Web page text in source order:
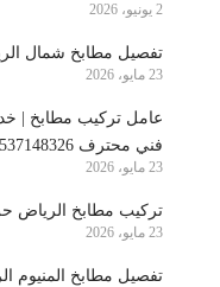
2 يونيو، 2026
تفصيل مطابخ شمال الرياض
23 مايو، 2026
عامل تركيب مطابخ |
فني محترف 0537148326
23 مايو، 2026
تركيب مطابخ الرياض حراج
23 مايو، 2026
تفصيل مطابخ المنيوم